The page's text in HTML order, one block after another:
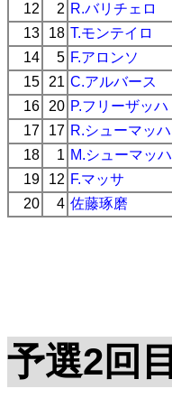
12
2 R.バリチェロ
13
18 T.モンテイロ
14
5 F.アロンソ
15
21 C.アルバース
16
20 P.フリーザッハ
17
17 R.シューマッハ
18
1 M.シューマッハ
19
12 F.マッサ
20
4 佐藤琢磨
予選2回目